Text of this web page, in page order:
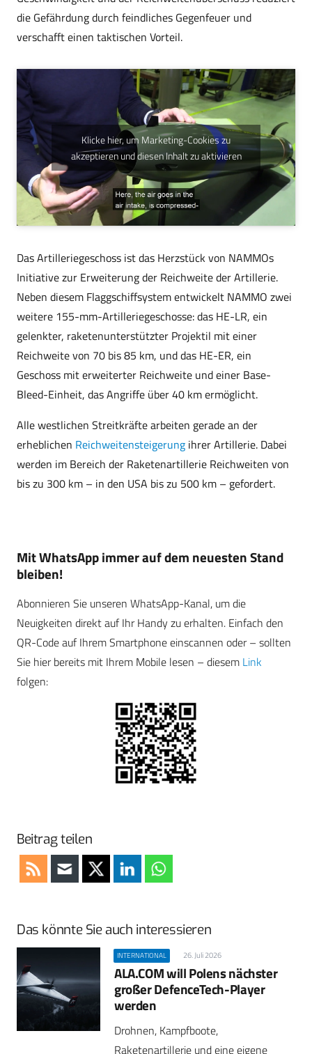
die Gefährdung durch feindliches Gegenfeuer und
verschafft einen taktischen Vorteil.
Klicke hier, um Marketing-Cookies zu
akzeptieren und diesen Inhalt zu aktivieren
Das Artilleriegeschoss ist das Herzstück von NAMMOs
Initiative zur Erweiterung der Reichweite der Artillerie.
Neben diesem Flaggschiffsystem entwickelt NAMMO zwei
weitere 155-mm-Artilleriegeschosse: das HE-LR, ein
gelenkter, raketenunterstützter Projektil mit einer
Reichweite von 70 bis 85 km, und das HE-ER, ein
Geschoss mit erweiterter Reichweite und einer Base-
Bleed-Einheit, das Angriffe über 40 km ermöglicht.
Alle westlichen Streitkräfte arbeiten gerade an der
erheblichen Reichweitensteigerung ihrer Artillerie. Dabei
werden im Bereich der Raketenartillerie Reichweiten von
bis zu 300 km – in den USA bis zu 500 km – gefordert.
Mit WhatsApp immer auf dem neuesten Stand
bleiben!
Abonnieren Sie unseren WhatsApp-Kanal, um die
Neuigkeiten direkt auf Ihr Handy zu erhalten. Einfach den
QR-Code auf Ihrem Smartphone einscannen oder – sollten
Sie hier bereits mit Ihrem Mobile lesen – diesem Link
folgen:
Beitrag teilen
Das könnte Sie auch interessieren
INTERNATIONAL 26. Juli 2026
ALA.COM will Polens nächster
großer DefenceTech-Player
werden
Drohnen, Kampfboote,
Raketenartillerie und eine eigene